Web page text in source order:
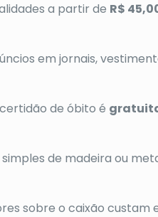
a partir de R$
em jornais,
de óbito é
simples de madeira ou
sobre o caixão custam